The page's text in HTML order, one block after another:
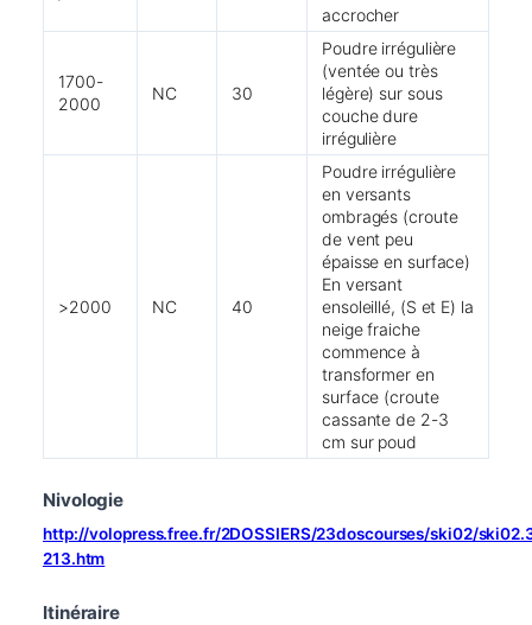
accrocher
1700-
2000
NC 30
Poudre irrégulière
(ventée ou très
légère) sur sous
couche dure
irrégulière
>2000 NC 40
Poudre irrégulière
en versants
ombragés (croute
de vent peu
épaisse en surface)
En versant
ensoleillé, (S et E) la
neige fraiche
commence à
transformer en
surface (croute
cassante de 2-3
cm sur poud
Nivologie
http://volopress.free.fr/2DOSSIERS/23doscourses/ski02/
213.htm
Itinéraire